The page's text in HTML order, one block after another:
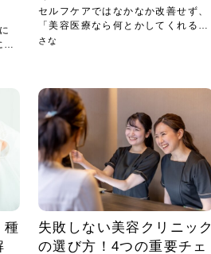
何
セルフケアではなかなか改善せず、
「美容医療なら何とかしてくれるか
も？...
さな
種
失敗しない美容クリニック
の選び方！4つの重要チェ